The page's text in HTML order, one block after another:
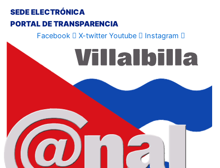
SEDE ELECTRÓNICA
PORTAL DE TRANSPARENCIA
Facebook X-twitter Youtube Instagram